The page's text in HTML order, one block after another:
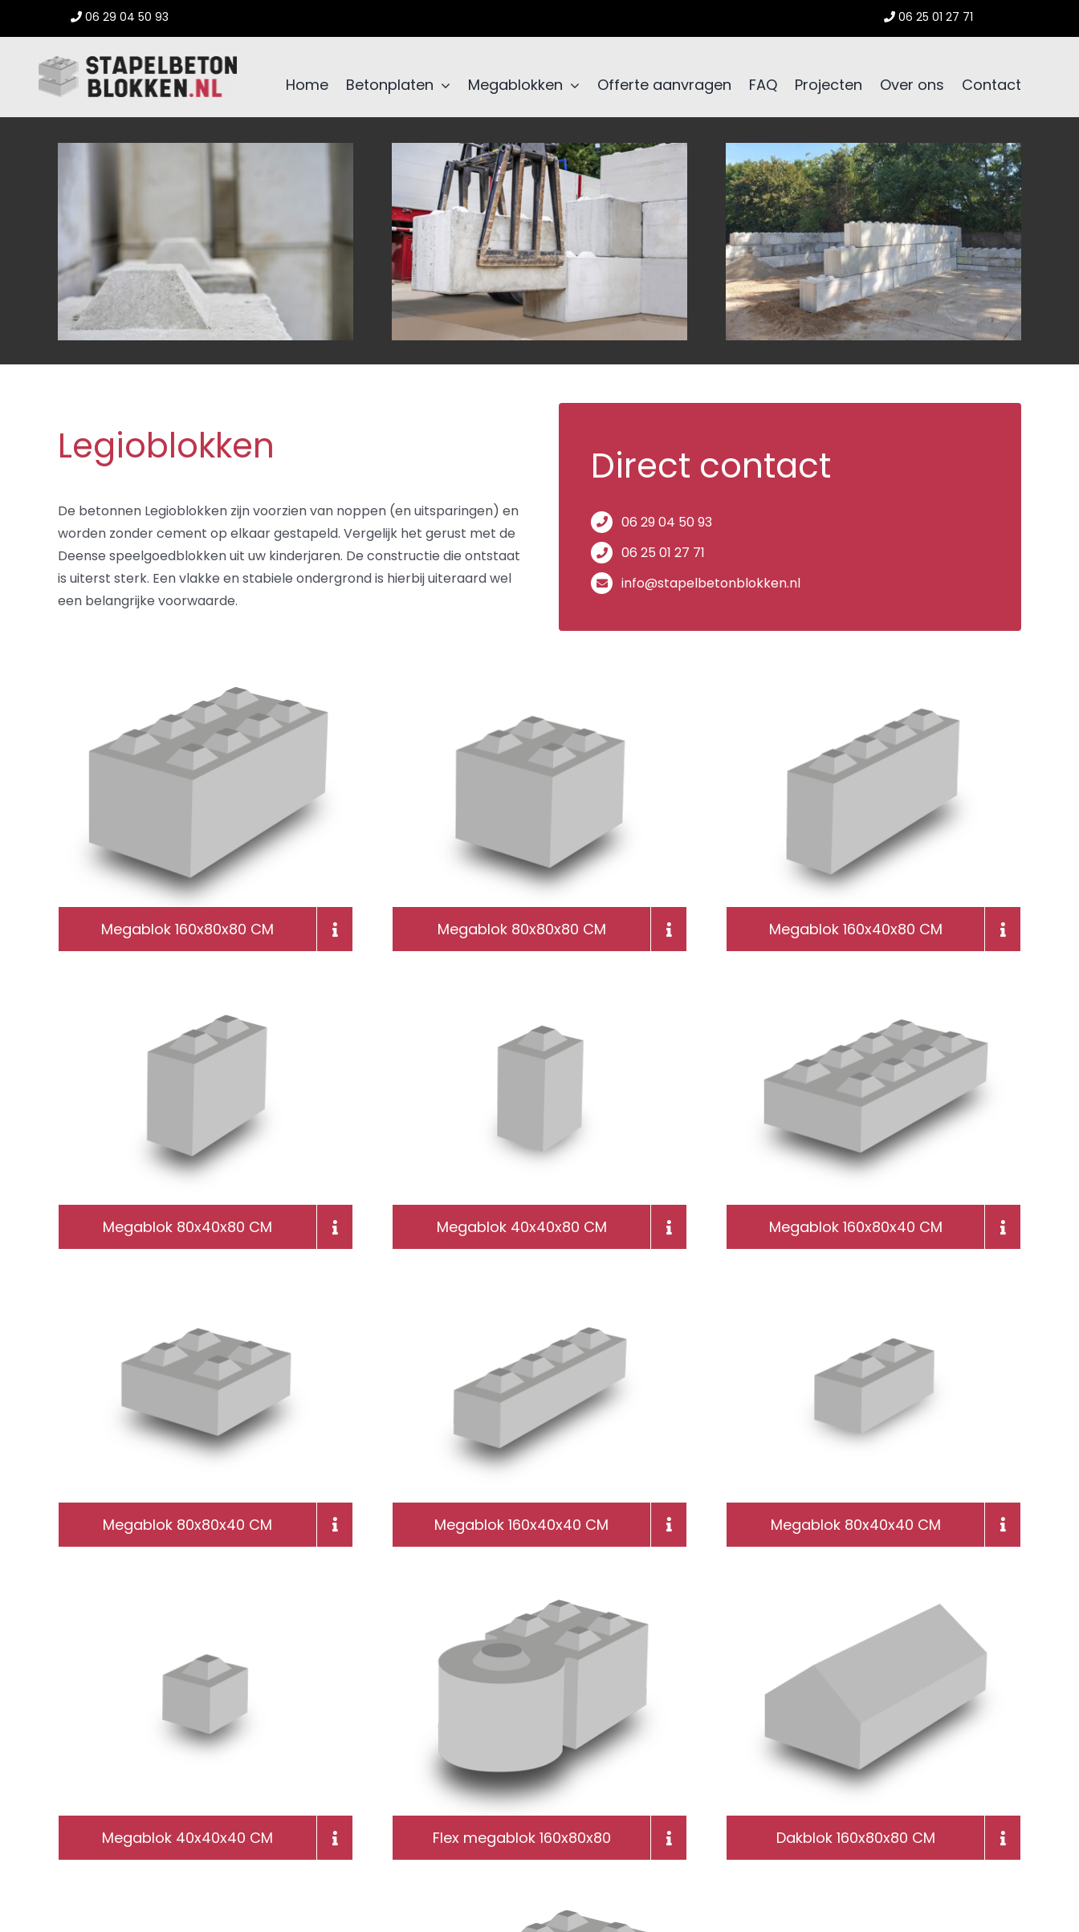
naar
06 29 04 50 93 06 25 01 27 71
Home Betonplaten Megablokken Offerte aanvragen FAQ Projecten Over ons Contact
Legioblokken
De betonnen Legioblokken zijn voorzien van noppen (en uitsparingen) en
worden zonder cement op elkaar gestapeld. Vergelijk het gerust met de
Deense speelgoedblokken uit uw kinderjaren. De constructie die ontstaat
is uiterst sterk. Een vlakke en stabiele ondergrond is hierbij uiteraard wel
een belangrijke voorwaarde.
Direct contact
06 29 04 50 93
06 25 01 27 71
info@stapelbetonblokken.nl
Megablok 160x80x80 CM Megablok 80x80x80 CM Megablok 160x40x80 CM
Megablok 80x40x80 CM Megablok 40x40x80 CM Megablok 160x80x40 CM
Megablok 80x80x40 CM Megablok 160x40x40 CM Megablok 80x40x40 CM
Megablok 40x40x40 CM Flex megablok 160x80x80 Dakblok 160x80x80 CM